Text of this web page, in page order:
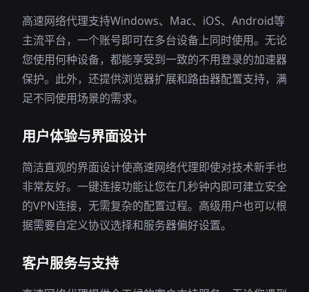
高速网络代理支持Windows、Mac、iOS、Android等
主流平台，一个账号即可在多台设备上同时使用。无论
您使用何种设备，都能享受到一致的不用登录的加速器
保护。此外，还提供浏览器扩展和路由器配置支持，满
足不同使用场景的需求。
用户体验与界面设计
简洁直观的界面设计使高速网络代理即使对技术新手也
非常友好。一键连接功能让您在几秒钟内即可建立安全
的VPN连接，无需复杂的配置过程。高级用户也可以根
据需要自定义协议选择和服务器偏好设置。
客户服务与支持